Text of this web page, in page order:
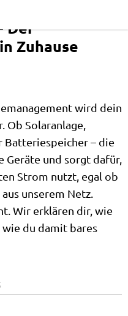
Der
Zuhause
wird dein
Ob Solaranlage,
Batteriespeicher – die
Geräte und sorgt dafür,
Strom nutzt, egal ob
unserem Netz.
Wir erklären dir, wie
du damit bares